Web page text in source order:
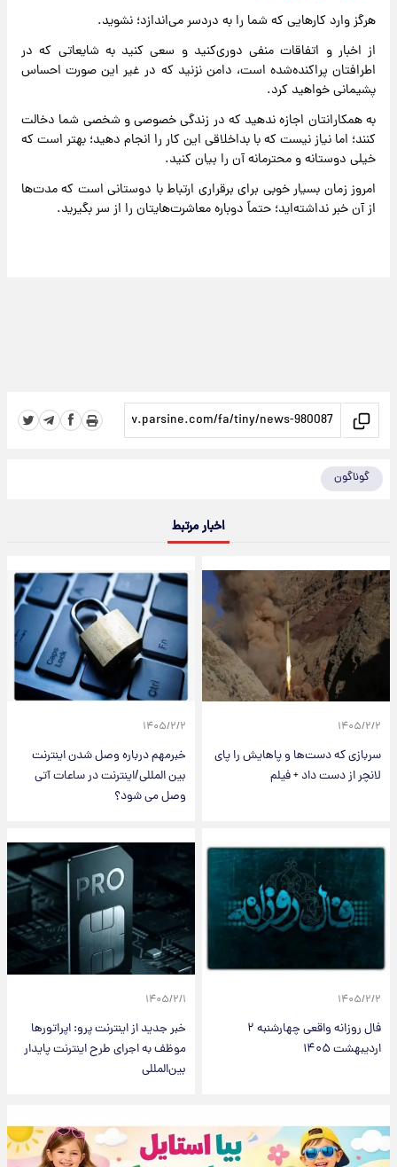
هرگز وارد کارهایی که شما را به دردسر می‌اندازد؛ نشوید.
از اخبار و اتفاقات منفی دوری‌کنید و سعی کنید به شایعاتی که در
اطرافتان پراکنده‌شده است، دامن نزنید که در غیر این صورت احساس
پشیمانی خواهید کرد.
به همکارانتان اجازه ندهید که در زندگی خصوصی و شخصی شما دخالت
کنند؛ اما نیاز نیست که با بداخلاقی این کار را انجام دهید؛ بهتر است که
خیلی دوستانه و محترمانه آن را بیان کنید.
امروز زمان بسیار خوبی برای برقراری ارتباط با دوستانی است که مدت‌ها
از آن خبر نداشته‌اید؛ حتماً دوباره معاشرت‌هایتان را از سر بگیرید.
گوناگون
اخبار مرتبط
۱۴۰۵/۲/۲
سربازی که دست‌ها و پاهایش را پای
لانچر از دست داد + فیلم
۱۴۰۵/۲/۲
خبرمهم درباره وصل شدن اینترنت
بین المللی/اینترنت در ساعات آتی
وصل می شود؟
۱۴۰۵/۲/۲
فال روزانه واقعی چهارشنبه ۲
اردیبهشت ۱۴۰۵
۱۴۰۵/۲/۱
خبر جدید از اینترنت پرو: اپراتورها
موظف به اجرای طرح اینترنت پایدار
بین‌المللی